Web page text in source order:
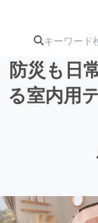
防災も日
る室内用